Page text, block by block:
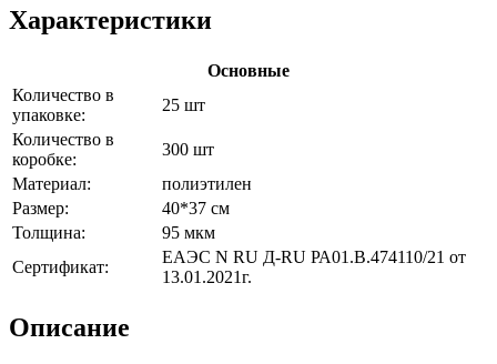
Характеристики
Основные
Количество в
упаковке:
25 шт
Количество в
коробке:
300 шт
Материал:
полиэтилен
Размер:
40*37 см
Толщина:
95 мкм
Сертификат:
ЕАЭС N RU Д-RU РА01.В.474110/21 от
13.01.2021г.
Описание